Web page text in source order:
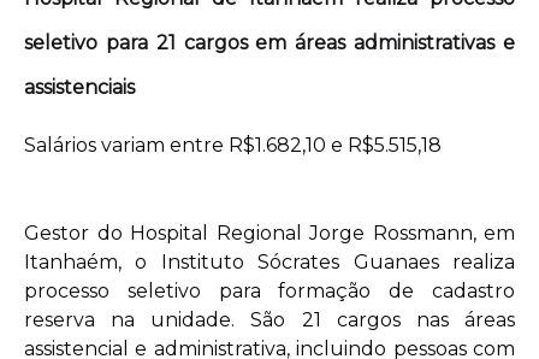
seletivo para 21 cargos em áreas administrativas e
assistenciais
Salários variam entre R$1.682,10 e R$5.515,18
Gestor do Hospital Regional Jorge Rossmann, em
Itanhaém, o Instituto Sócrates Guanaes realiza
processo seletivo para formação de cadastro
reserva na unidade. São 21 cargos nas áreas
assistencial e administrativa, incluindo pessoas com